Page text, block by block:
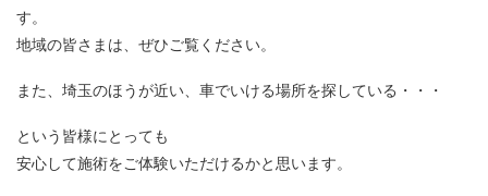
す。
地域の皆さまは、ぜひご覧ください。
また、埼玉のほうが近い、車でいける場所を探している・・・
という皆様にとっても
安心して施術をご体験いただけるかと思います。